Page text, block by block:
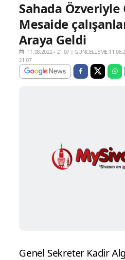
Sahada Özveriyle
Mesaide
Araya Geldi
11.08.2022 - 21:07 |
21:07
Genel Sekreter Kadir